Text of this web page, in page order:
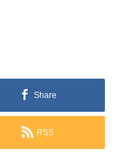
Share
RSS